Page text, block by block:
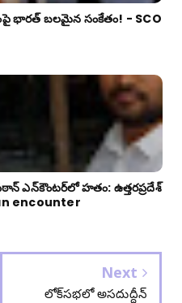
భారత్ బలమైన సంకేతం! - SCO
ఎన్‌కౌంటర్‌లో హతం: ఉత్తరప్రదేశ్
encounter
Next
లోక్‌సభలో అసదుద్దీన్